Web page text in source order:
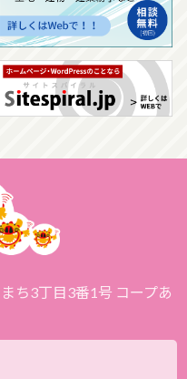
ち3丁目3番1号 コープあ